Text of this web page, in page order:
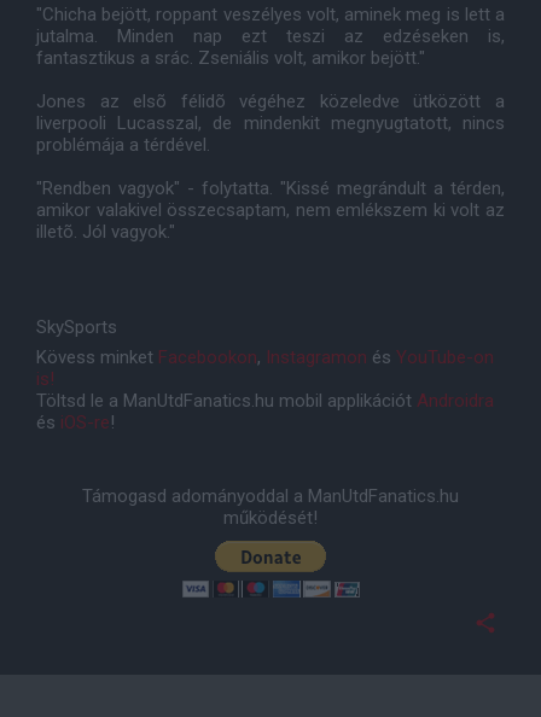
"Chicha bejött, roppant veszélyes volt, aminek meg is lett a
jutalma. Minden nap ezt teszi az edzéseken is,
fantasztikus a srác. Zseniális volt, amikor bejött."
Jones az elsõ félidõ végéhez közeledve ütközött a
liverpooli Lucasszal, de mindenkit megnyugtatott, nincs
problémája a térdével.
"Rendben vagyok" - folytatta. "Kissé megrándult a térden,
amikor valakivel összecsaptam, nem emlékszem ki volt az
illetõ. Jól vagyok."
SkySports
Kövess minket Facebookon, Instagramon és YouTube-on
is!
Töltsd le a ManUtdFanatics.hu mobil applikációt Androidra
és iOS-re!
Támogasd adományoddal a ManUtdFanatics.hu
működését!